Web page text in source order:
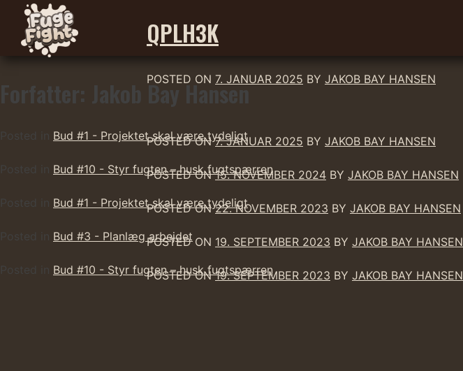
Skip
to
QPLH3K
POSTED ON 7. JANUAR 2025 BY JAKOB BAY HANSEN
Forfatter: Jakob Bay Hansen
POSTED ON7. JANUAR 2025 BY JAKOB BAY HANSEN
Posted in Bud #1 - Projektet skal være tydeligt
POSTED ON15. NOVEMBER 2024 BY JAKOB BAY HANSEN
Posted in Bud #10 - Styr fugten – husk fugtspærren
POSTED ON22. NOVEMBER 2023 BY JAKOB BAY HANSEN
Posted in Bud #1 - Projektet skal være tydeligt
POSTED ON 19. SEPTEMBER 2023 BY JAKOB BAY HANSEN
Posted in Bud #3 - Planlæg arbejdet
POSTED ON19. SEPTEMBER 2023 BY JAKOB BAY HANSEN
Posted in Bud #10 - Styr fugten – husk fugtspærren